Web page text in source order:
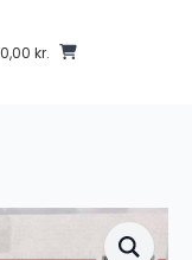
0,00 kr.